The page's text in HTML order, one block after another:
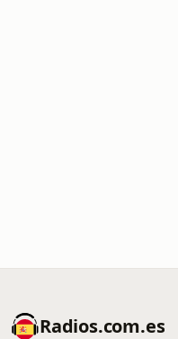
Radios.com.es